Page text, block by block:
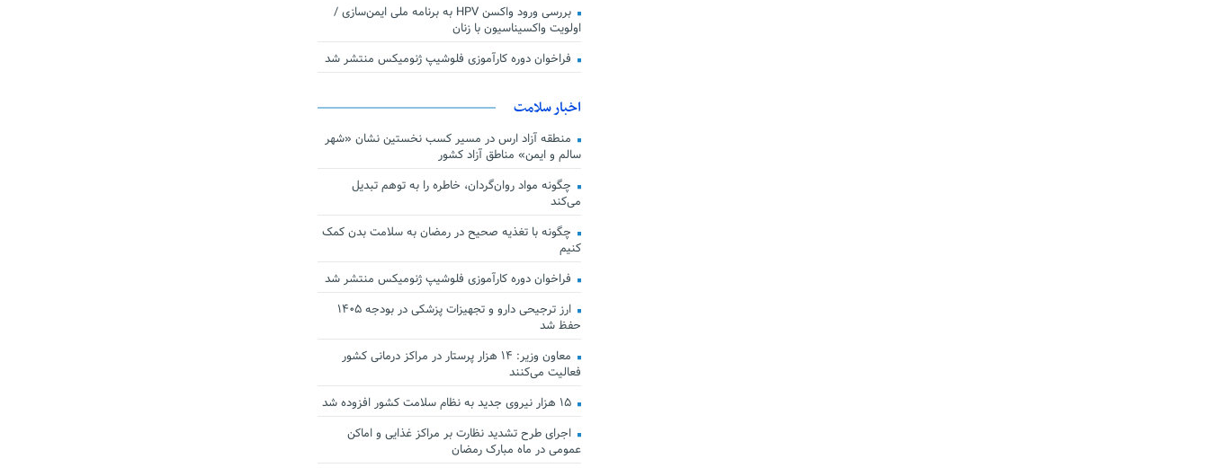
بررسی ورود واکسن HPV به برنامه ملی ایمن‌سازی /
اولویت واکسیناسیون با زنان
فراخوان دوره کارآموزی فلوشیپ ژنومیکس منتشر شد
اخبار سلامت
منطقه آزاد ارس در مسیر کسب نخستین نشان «شهر
سالم و ایمن» مناطق آزاد کشور
چگونه مواد روان‌گردان، خاطره را به توهم تبدیل
می‌کند
چگونه با تغذیه صحیح در رمضان به سلامت بدن کمک
کنیم
فراخوان دوره کارآموزی فلوشیپ ژنومیکس منتشر شد
ارز ترجیحی دارو و تجهیزات پزشکی در بودجه ۱۴۰۵
حفظ شد
معاون وزیر: ۱۴ هزار پرستار در مراکز درمانی کشور
فعالیت می‌کنند
۱۵ هزار نیروی جدید به نظام سلامت کشور افزوده شد
اجرای طرح تشدید نظارت بر مراکز غذایی و اماکن
عمومی در ماه مبارک رمضان